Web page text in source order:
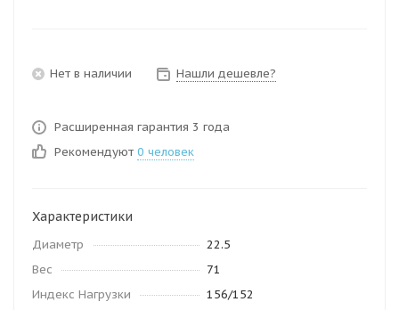
Нет в наличии Нашли дешевле?
Расширенная гарантия 3 года
Рекомендуют 0 человек
Характеристики
Диаметр
22.5
Вес
71
Индекс Нагрузки
156/152